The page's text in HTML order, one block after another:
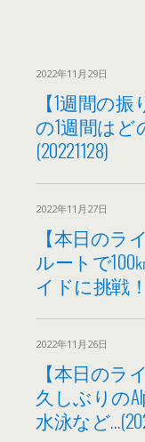
2022年11月29日
【1週間の振
の1週間はど
(20221128)
2022年11月27日
【本日のラ
ルートで
イドに挑戦！
2022年11月26日
【本日のラ
久しぶりの
水泳など